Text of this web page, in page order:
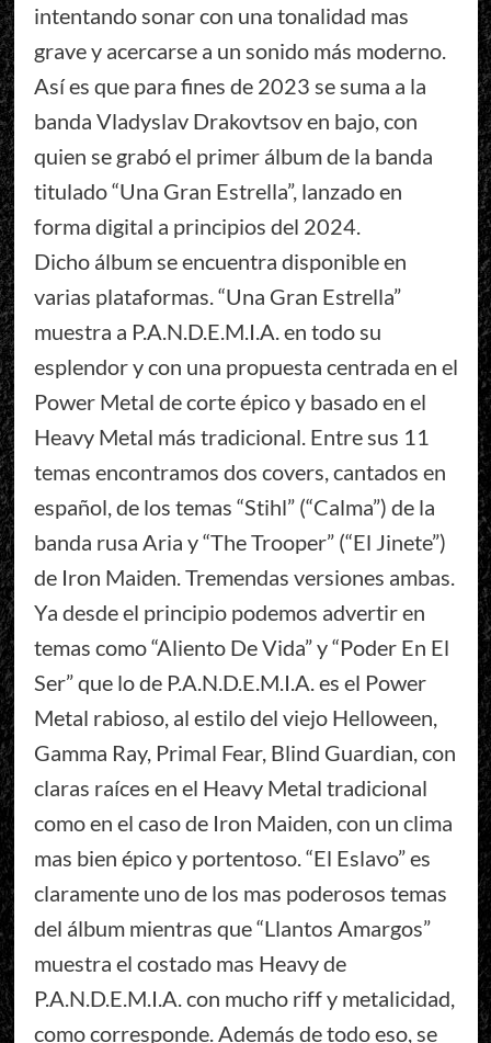
intentando sonar con una tonalidad mas
grave y acercarse a un sonido más moderno.
Así es que para fines de 2023 se suma a la
banda Vladyslav Drakovtsov en bajo, con
quien se grabó el primer álbum de la banda
titulado “Una Gran Estrella”, lanzado en
forma digital a principios del 2024.
Dicho álbum se encuentra disponible en
varias plataformas. “Una Gran Estrella”
muestra a P.A.N.D.E.M.I.A. en todo su
esplendor y con una propuesta centrada en el
Power Metal de corte épico y basado en el
Heavy Metal más tradicional. Entre sus 11
temas encontramos dos covers, cantados en
español, de los temas “Stihl” (“Calma”) de la
banda rusa Aria y “The Trooper” (“El Jinete”)
de Iron Maiden. Tremendas versiones ambas.
Ya desde el principio podemos advertir en
temas como “Aliento De Vida” y “Poder En El
Ser” que lo de P.A.N.D.E.M.I.A. es el Power
Metal rabioso, al estilo del viejo Helloween,
Gamma Ray, Primal Fear, Blind Guardian, con
claras raíces en el Heavy Metal tradicional
como en el caso de Iron Maiden, con un clima
mas bien épico y portentoso. “El Eslavo” es
claramente uno de los mas poderosos temas
del álbum mientras que “Llantos Amargos”
muestra el costado mas Heavy de
P.A.N.D.E.M.I.A. con mucho riff y metalicidad,
como corresponde. Además de todo eso, se